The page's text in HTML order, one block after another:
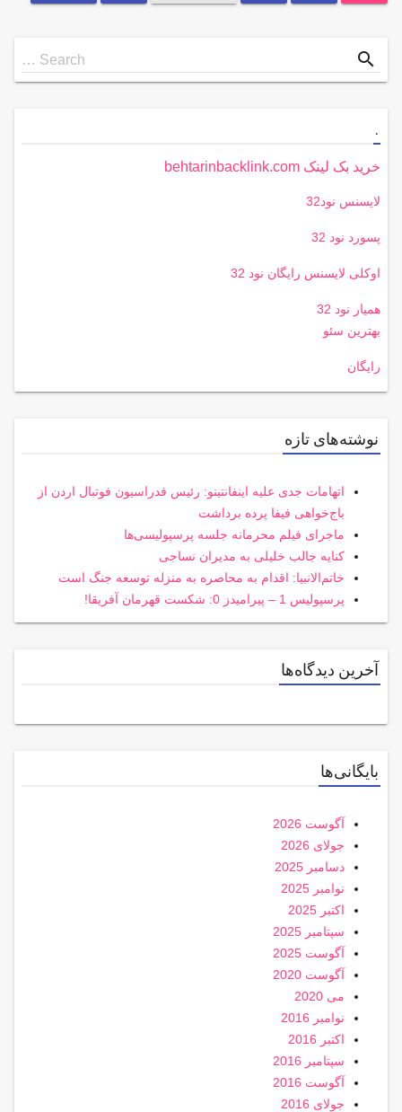
Search
for
Search … search
.
خرید بک لینک behtarinbacklink.com
لایسنس نود32
پسورد نود 32
اوکلی لایسنس رایگان نود 32
همیار نود 32
بهترین سئو
رایگان
نوشته‌های تازه
اتهامات جدی علیه اینفانتینو: رئیس فدراسیون فوتبال اردن از
باج‌خواهی فیفا پرده برداشت
ماجرای فیلم محرمانه جلسه پرسپولیسی‌ها
کنایه جالب خلیلی به مدیران نساجی
خاتم‌الانبیا: اقدام به محاصره به منزله توسعه جنگ است
پرسپولیس 1 – پیرامیدز 0: شکست قهرمان آفریقا!
آخرین دیدگاه‌ها
بایگانی‌ها
آگوست 2026
جولای 2026
دسامبر 2025
نوامبر 2025
اکتبر 2025
سپتامبر 2025
آگوست 2025
آگوست 2020
می 2020
نوامبر 2016
اکتبر 2016
سپتامبر 2016
آگوست 2016
جولای 2016